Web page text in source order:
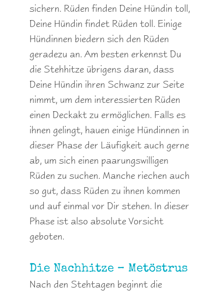
sichern. Rüden finden Deine Hündin toll,
Deine Hündin findet Rüden toll. Einige
Hündinnen biedern sich den Rüden
geradezu an. Am besten erkennst Du
die Stehhitze übrigens daran, dass
Deine Hündin ihren Schwanz zur Seite
nimmt, um dem interessierten Rüden
einen Deckakt zu ermöglichen. Falls es
ihnen gelingt, hauen einige Hündinnen in
dieser Phase der Läufigkeit auch gerne
ab, um sich einen paarungswilligen
Rüden zu suchen. Manche riechen auch
so gut, dass Rüden zu ihnen kommen
und auf einmal vor Dir stehen. In dieser
Phase ist also absolute Vorsicht
geboten.
Die Nachhitze – Metöstrus
Nach den Stehtagen beginnt die